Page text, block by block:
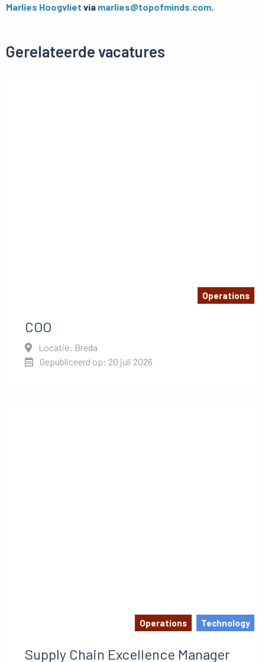
Marlies Hoogvliet via marlies@topofminds.com
Gerelateerde vacatures
Operations
COO
Locatie: Breda
Gepubliceerd op: 20 juli 2026
Operations Technology
Supply Chain Excellence Manager